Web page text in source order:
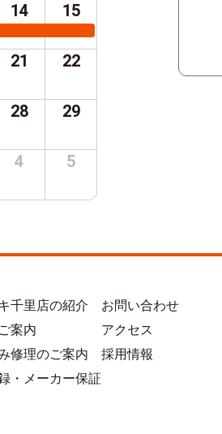
14 15
21 22
28 29
4 5
千里店の紹介
案内
修理のご案内
・メーカー保証
お問い合わせ
アクセス
採用情報